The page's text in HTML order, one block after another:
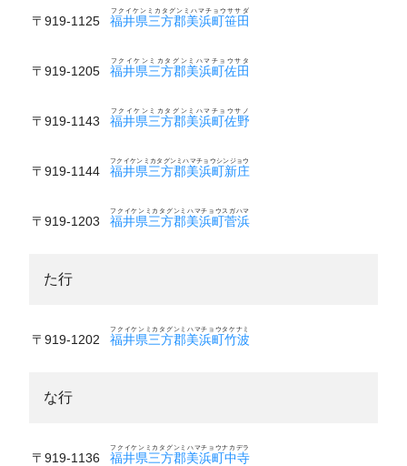
〒919-1125 福井県三方郡美浜町笹田
フクイケンミカタグンミハマチョウササダ
〒919-1205 福井県三方郡美浜町佐田
フクイケンミカタグンミハマチョウサタ
〒919-1143 福井県三方郡美浜町佐野
フクイケンミカタグンミハマチョウサノ
〒919-1144 福井県三方郡美浜町新庄
フクイケンミカタグンミハマチョウシンジョウ
〒919-1203 福井県三方郡美浜町菅浜
フクイケンミカタグンミハマチョウスガハマ
た行
〒919-1202 福井県三方郡美浜町竹波
フクイケンミカタグンミハマチョウタケナミ
な行
〒919-1136 福井県三方郡美浜町中寺
フクイケンミカタグンミハマチョウナカデラ